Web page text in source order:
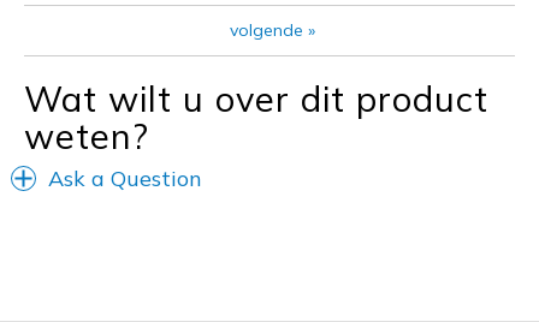
Casual Wear
Going Out
Special Occasions
Travel
volgende »
Wat wilt u over dit product
weten?
Ask a Question